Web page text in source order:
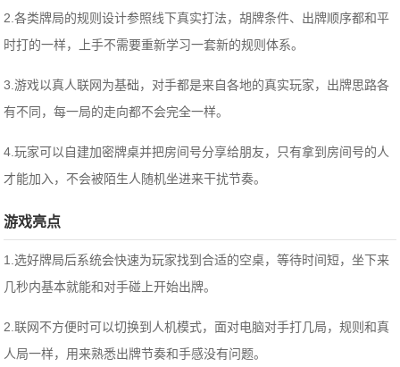
2.各类牌局的规则设计参照线下真实打法，胡牌条件、出牌顺序都和平
时打的一样，上手不需要重新学习一套新的规则体系。
3.游戏以真人联网为基础，对手都是来自各地的真实玩家，出牌思路各
有不同，每一局的走向都不会完全一样。
4.玩家可以自建加密牌桌并把房间号分享给朋友，只有拿到房间号的人
才能加入，不会被陌生人随机坐进来干扰节奏。
游戏亮点
1.选好牌局后系统会快速为玩家找到合适的空桌，等待时间短，坐下来
几秒内基本就能和对手碰上开始出牌。
2.联网不方便时可以切换到人机模式，面对电脑对手打几局，规则和真
人局一样，用来熟悉出牌节奏和手感没有问题。